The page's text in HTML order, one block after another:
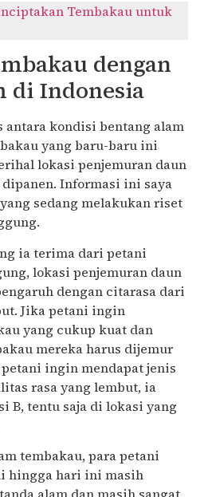
Tembakau untuk
dengan
di Indonesia
antara kondisi bentang alam
yang baru-baru ini
lokasi penjemuran daun
Informasi ini saya
sedang melakukan riset
ia terima dari petani
lokasi penjemuran daun
dengan citarasa dari
Jika petani ingin
yang cukup kuat dan
mereka harus dijemur
ingin mendapat jenis
rasa yang lembut, ia
B, tentu saja di lokasi yang
tembakau, para petani
hingga hari ini masih